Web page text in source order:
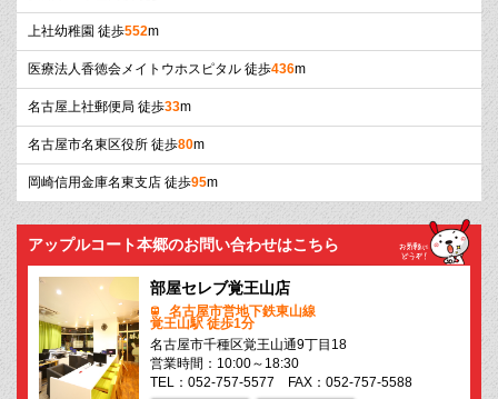
上社幼稚園 徒歩552m
医療法人香徳会メイトウホスピタル 徒歩436m
名古屋上社郵便局 徒歩33m
名古屋市名東区役所 徒歩80m
岡崎信用金庫名東支店 徒歩95m
アップルコート本郷のお問い合わせはこちら
部屋セレブ覚王山店
名古屋市営地下鉄東山線
覚王山駅 徒歩1分
名古屋市千種区覚王山通9丁目18
営業時間：10:00～18:30
TEL：052-757-5577 FAX：052-757-5588